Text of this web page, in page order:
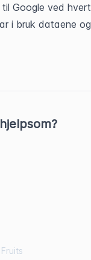
Google ved hvert
i bruk dataene og